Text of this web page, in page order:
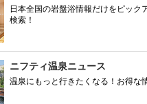
日本全国の岩盤浴情報だけをピック
検索！
ニフティ温泉ニュース
温泉にもっと行きたくなる！お得な